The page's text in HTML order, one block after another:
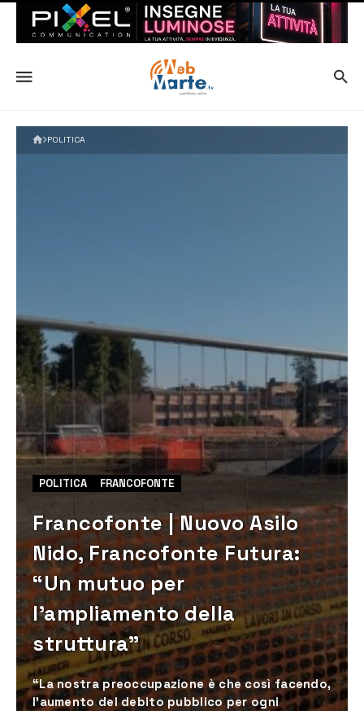
POLITICA
POLITICA FRANCOFONTE
Francofonte | Nuovo Asilo
Nido, Francofonte Futura:
“Un mutuo per
l’ampliamento della
struttura”
“La nostra preoccupazione è che così facendo,
l’aumento del debito pubblico per ogni